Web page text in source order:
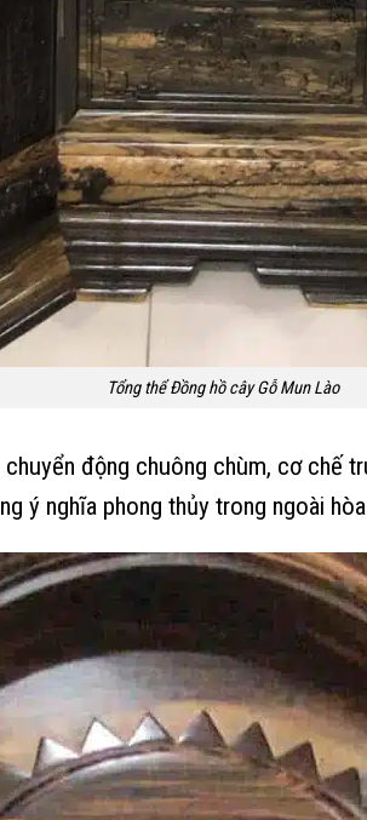
Tổng thể Đồng hồ cây Gỗ Mun Lào
động chuông chùm, cơ chế
ý nghĩa phong thủy trong ngoài